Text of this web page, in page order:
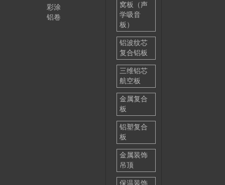
彩涂
铝卷
窝板（声
学吸音
板）
铝波纹芯
复合铝板
三维铝芯
航空板
金属复合
板
铝塑复合
板
金属装饰
吊顶
保温装饰